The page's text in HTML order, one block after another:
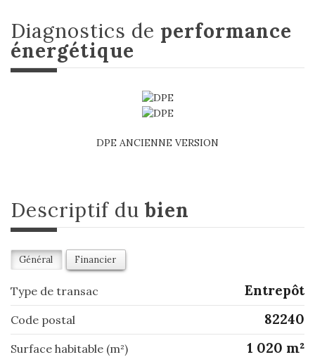
diagnostics de performance
énergétique
DPE ANCIENNE VERSION
descriptif du bien
Général Financier
Type de transac Entrepôt
Code postal 82240
Surface habitable (m²) 1 020 m²